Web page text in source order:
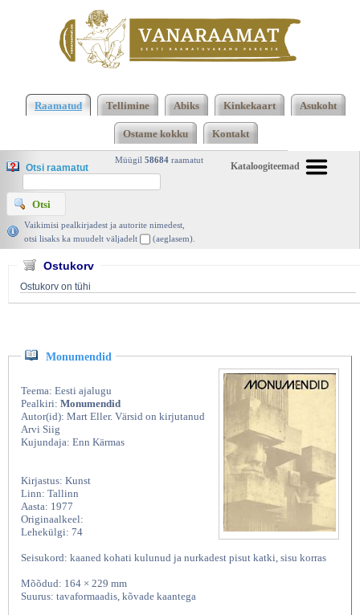
Kunst 1977 | vanaraamat. ee
Raamatud Tellimine Abiks Kinkekaart Asukoht
Ostame kokku Kontakt
Kataloogiteemad
Müügil 58684 raamatut
Otsi raamatut
Vaikimisi pealkirjadest ja autorite nimedest,
otsi lisaks ka muudelt väljadelt
(aeglasem).
Ostukorv
Ostukorv on tühi
Monumendid
Teema: Eesti ajalugu
Pealkiri: Monumendid
Autor(id): Mart Eller. Värsid on kirjutanud
Arvi Siig
Kujundaja: Enn Kärmas
Kirjastus: Kunst
Linn: Tallinn
Aasta: 1977
Originaalkeel:
Lehekülgi: 74
Seisukord: kaaned kohati kulunud ja nurkadest pisut katki, sisu korras
Mõõdud: 164 × 229 mm
Suurus: tavaformaadis, kõvade kaantega